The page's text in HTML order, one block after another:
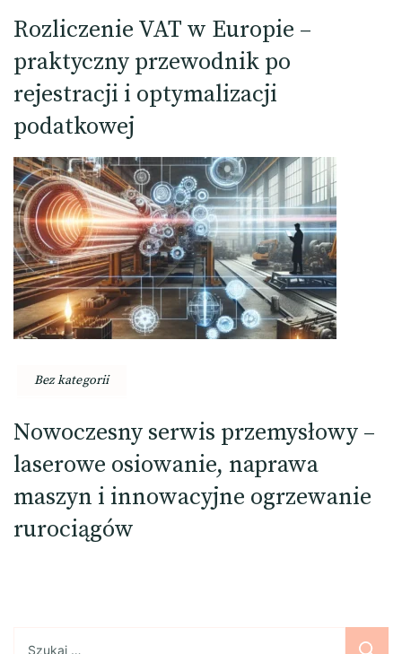
Rozliczenie VAT w Europie –
praktyczny przewodnik po
rejestracji i optymalizacji
podatkowej
Bez kategorii
Nowoczesny serwis przemysłowy –
laserowe osiowanie, naprawa
maszyn i innowacyjne ogrzewanie
rurociągów